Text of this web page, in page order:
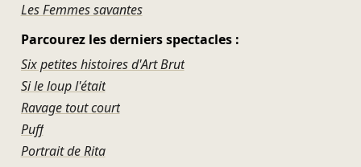
Les Femmes savantes
Parcourez les derniers spectacles :
Six petites histoires d'Art Brut
Si le loup l'était
Ravage tout court
Puff
Portrait de Rita